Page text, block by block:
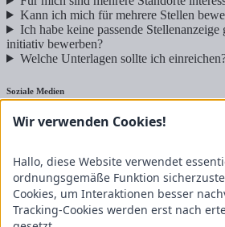
Kann ich mich für mehrere Stellen
Ich habe keine passende
initiativ bewerben?
Welche Unterlagen sollte ich
Soziale Medien
Nutzfahrzeuge
Jobs
Kfz-Mechatroniker Nutzfahrzeugtechnik
Wir verwenden Cookies!
Hallo, diese Website verwendet
ordnungsgemäße Funktion
Cookies, um Interaktionen besser
Tracking-Cookies werden erst nach